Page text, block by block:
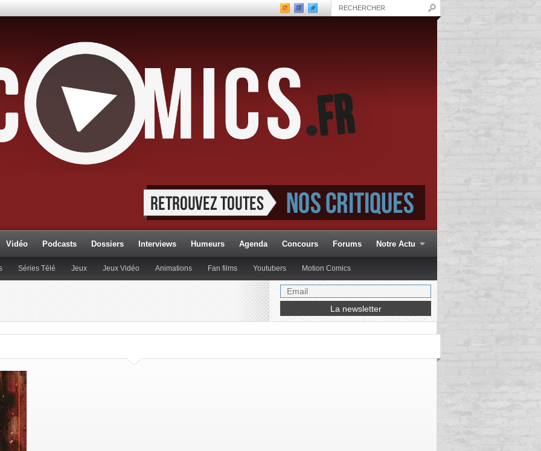
Vidéo Podcasts Dossiers Interviews Humeurs Agenda Concours Forums Notre Actu
Séries Télé Jeux Jeux Vidéo Animations Fan films Youtubers Motion Comics